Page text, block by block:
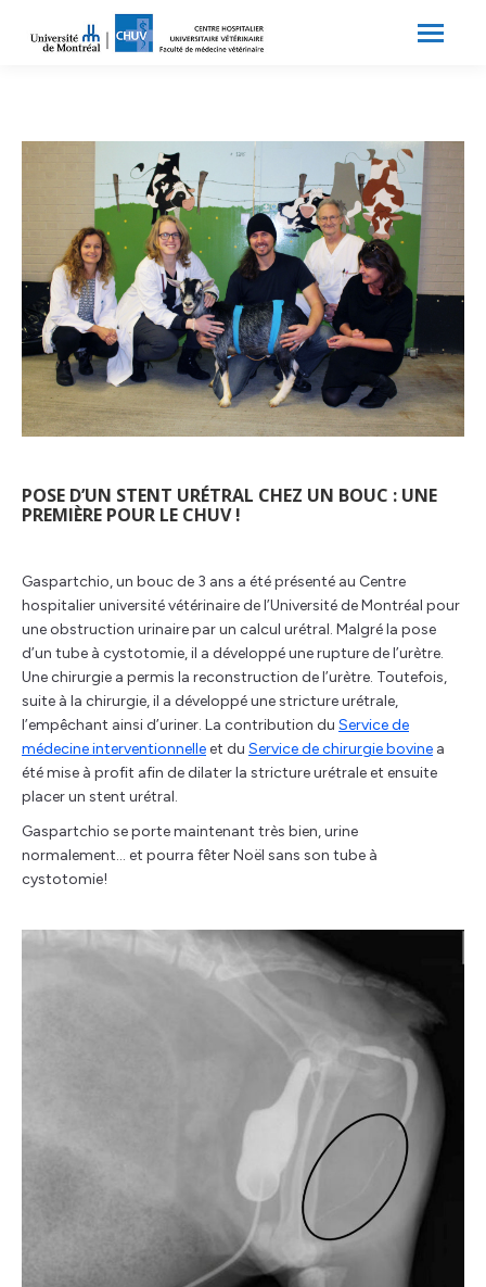
POSE D’UN STENT URÉTRAL CHEZ UN BOUC : UNE
PREMIÈRE POUR LE CHUV !
Gaspartchio, un bouc de 3 ans a été présenté au Centre
hospitalier université vétérinaire de l’Université de Montréal pour
une obstruction urinaire par un calcul urétral. Malgré la pose
d’un tube à cystotomie, il a développé une rupture de l’urètre.
Une chirurgie a permis la reconstruction de l’urètre. Toutefois,
suite à la chirurgie, il a développé une stricture urétrale,
l’empêchant ainsi d’uriner. La contribution du Service de
médecine interventionnelleet du Service de chirurgie bovine a
été mise à profit afin de dilater la stricture urétrale et ensuite
placer un stent urétral.
Gaspartchio se porte maintenant très bien, urine
normalement… et pourra fêter Noël sans son tube à
cystotomie!